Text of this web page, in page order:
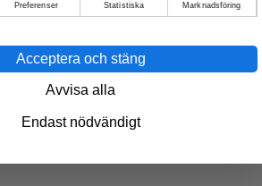
Preferenser Statistiska Marknadsföring
Avvisa alla
Endast nödvändigt
Acceptera och stäng